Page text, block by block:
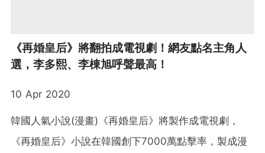
《再婚皇后》將翻拍成電視劇！網友點名主角人
選，李多熙、李棟旭呼聲最高！
10 Apr 2020
韓國人氣小說(漫畫)《再婚皇后》將製作成電視劇，
《再婚皇后》小說在韓國創下7000萬點擊率，製成漫